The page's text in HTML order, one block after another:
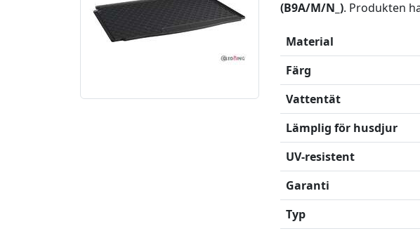
(B9A/M/N_). Produkten
Material
Färg
Vattentät
Lämplig för husdjur
UV-resistent
Garanti
Typ